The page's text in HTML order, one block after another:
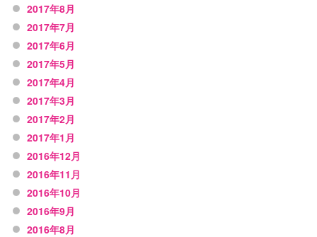
2017年8月
2017年7月
2017年6月
2017年5月
2017年4月
2017年3月
2017年2月
2017年1月
2016年12月
2016年11月
2016年10月
2016年9月
2016年8月